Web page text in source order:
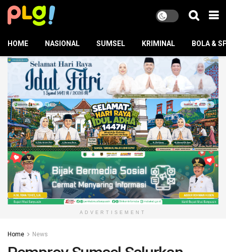
HOME NASIONAL SUMSEL KRIMINAL BOLA &
ADVERTISEMENT
Home News